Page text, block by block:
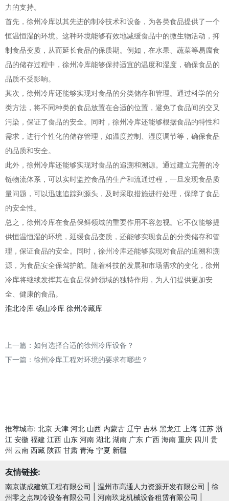
力的支持。
首先，徐州冷库以其先进的制冷技术和设备，为各类食品提供了一个
恒温恒湿的环境。这种环境能够有效地减缓食品中的微生物活动，抑
制食品变质，从而延长食品的保质期。例如，在水果、蔬菜等易腐食
品的储存过程中，徐州冷库能够保持适宜的温度和湿度，确保食品的
品质不受影响。
其次，徐州冷库还能够实现对食品的分类储存和管理。通过科学的分
类方法，将不同种类的食品放置在合适的位置，避免了食品间的交叉
污染，保证了食品的安全。同时，徐州冷库还能够根据食品的特性和
需求，进行个性化的储存管理，如温度控制、湿度调节等，确保食品
的品质和安全。
此外，徐州冷库还能够实现对食品的追溯和溯源。通过建立完善的冷
链物流体系，可以实时监控食品的生产和流通过程，一旦发现食品质
量问题，可以迅速追踪到源头，及时采取措施进行处理，保障了食品
的安全性。
总之，徐州冷库在食品保鲜领域的重要作用不容忽视。它不仅能够提
供恒温恒湿的环境，延缓食品变质，还能够实现食品的分类储存和管
理，保证食品的安全。同时，徐州冷库还能够实现对食品的追溯和溯
源，为食品安全保驾护航。随着科技的发展和市场需求的变化，徐州
冷库将继续发挥其在食品保鲜领域的独特作用，为人们提供更加安
全、健康的食品。
淮北冷库 砀山冷库 徐州冷藏库
上一篇： 如何选择合适的徐州冷库设备？
下一篇： 徐州冷库工程对环境的要求有哪些？
推荐城市: 北京 天津 河北 山西 内蒙古 辽宁 吉林 黑龙江 上海 江苏 浙
江 安徽 福建 江西 山东 河南 湖北 湖南 广东 广西 海南 重庆 四川 贵
州 云南 西藏 陕西 甘肃 青海 宁夏 新疆
友情链接:
南京谋成建筑工程有限公司 温州市高通人力资源开发有限公司
徐
州零之点制冷设备有限公司
河南玖龙机械设备租赁有限公司